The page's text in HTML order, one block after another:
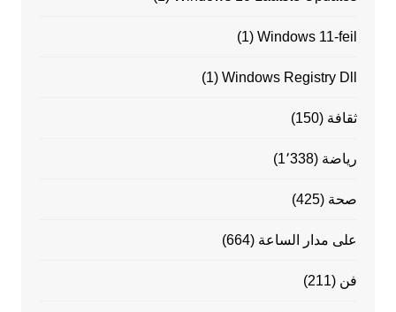
Windows 11-feil
(1)
Windows Registry Dll
(1)
ثقافة (150)
رياضة (1٬338)
صحة (425)
على مدار الساعة (664)
فن (211)